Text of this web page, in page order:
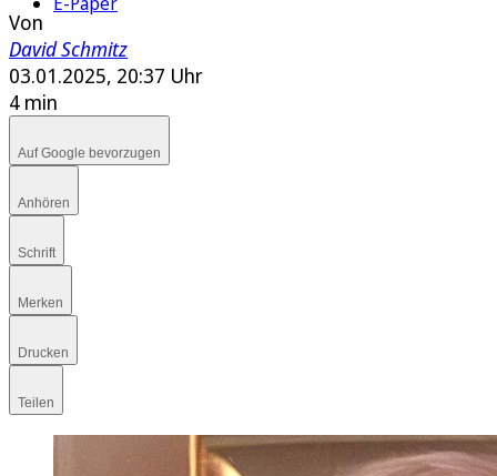
Von
David Schmitz
03.01.2025, 20:37 Uhr
4 min
Auf Google bevorzugen
Anhören
Schrift
Merken
Drucken
Teilen